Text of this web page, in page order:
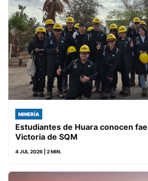
MINERÍA
Estudiantes de Huara conocen
Victoria de SQM
4 JUL 2026 | 2 MIN.